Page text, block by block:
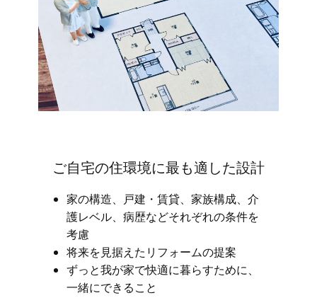
ご自宅の住環境に最も適した設計
家の構造、戸建・賃貸、家族構成、介
護レベル、病歴などそれぞれの条件を
考慮
将来を見据えたリフォームの提案
ずっと我が家で快適に暮らすために、
一緒にできること